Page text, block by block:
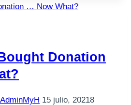
Donation
15 julio, 20218